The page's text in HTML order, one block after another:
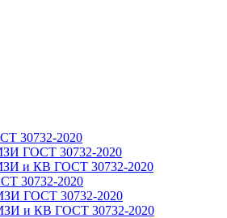
30732-2020
ГОСТ 30732-2020
и КВ ГОСТ 30732-2020
30732-2020
ГОСТ 30732-2020
и КВ ГОСТ 30732-2020